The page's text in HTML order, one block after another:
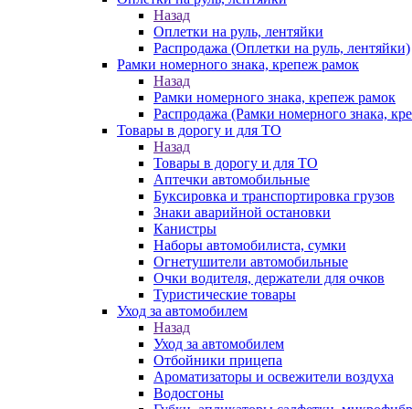
Назад
Оплетки на руль, лентяйки
Распродажа (Оплетки на руль, лентяйки)
Рамки номерного знака, крепеж рамок
Назад
Рамки номерного знака, крепеж рамок
Распродажа (Рамки номерного знака,
Товары в дорогу и для ТО
Назад
Товары в дорогу и для ТО
Аптечки автомобильные
Буксировка и транспортировка грузов
Знаки аварийной остановки
Канистры
Наборы автомобилиста, сумки
Огнетушители автомобильные
Очки водителя, держатели для очков
Туристические товары
Уход за автомобилем
Назад
Уход за автомобилем
Отбойники прицепа
Ароматизаторы и освежители воздуха
Водосгоны